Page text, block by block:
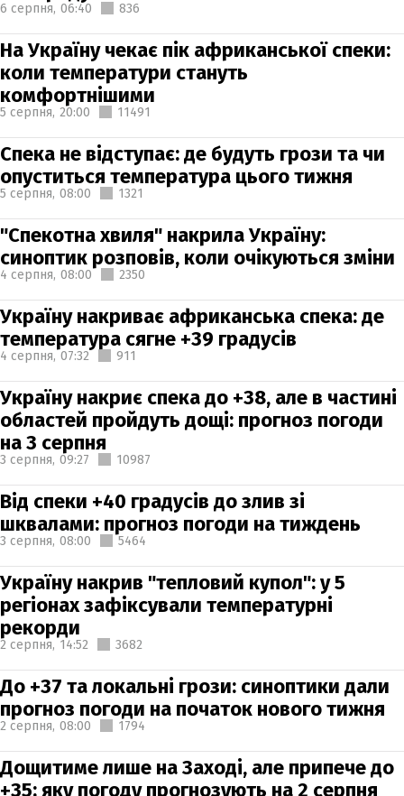
6 серпня, 06:40 836
На Україну чекає пік африканської спеки:
коли температури стануть
комфортнішими
5 серпня, 20:00 11491
Спека не відступає: де будуть грози та чи
опуститься температура цього тижня
5 серпня, 08:00 1321
"Спекотна хвиля" накрила Україну:
синоптик розповів, коли очікуються зміни
4 серпня, 08:00 2350
Україну накриває африканська спека: де
температура сягне +39 градусів
4 серпня, 07:32 911
Україну накриє спека до +38, але в частині
областей пройдуть дощі: прогноз погоди
на 3 серпня
3 серпня, 09:27 10987
Від спеки +40 градусів до злив зі
шквалами: прогноз погоди на тиждень
3 серпня, 08:00 5464
Україну накрив "тепловий купол": у 5
регіонах зафіксували температурні
рекорди
2 серпня, 14:52 3682
До +37 та локальні грози: синоптики дали
прогноз погоди на початок нового тижня
2 серпня, 08:00 1794
Дощитиме лише на Заході, але припече до
+35: яку погоду прогнозують на 2 серпня